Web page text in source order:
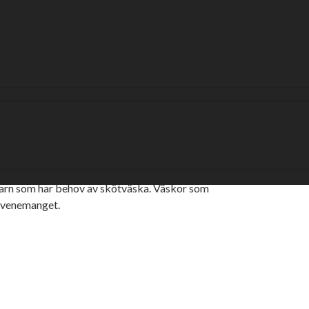
om ett väskförbud på större
och det inberäknar Eskilstuna
som har behov av skötväska. Väskor som